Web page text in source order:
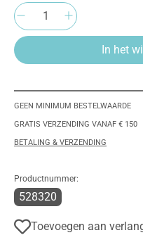
In het
GEEN MINIMUM BESTELWAARDE
GRATIS VERZENDING VANAF € 150
BETALING & VERZENDING
Productnummer:
528320
Toevoegen aan